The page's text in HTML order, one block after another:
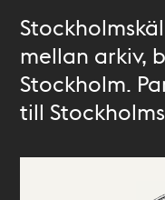
mellan arkiv,
Stockholm.
till